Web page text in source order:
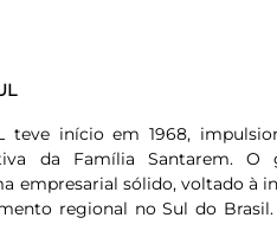
teve início em 1968,
da Família Santarem. O
empresarial sólido, voltado à
regional no Sul do